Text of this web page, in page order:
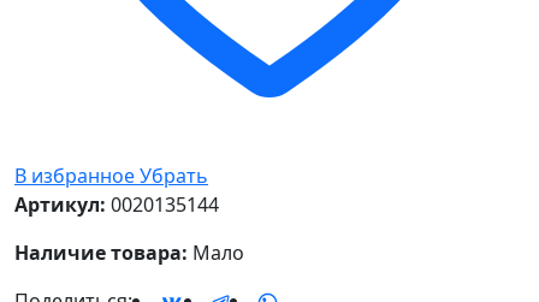
В избранноеУбрать
Артикул: 0020135144
Наличие товара: Мало